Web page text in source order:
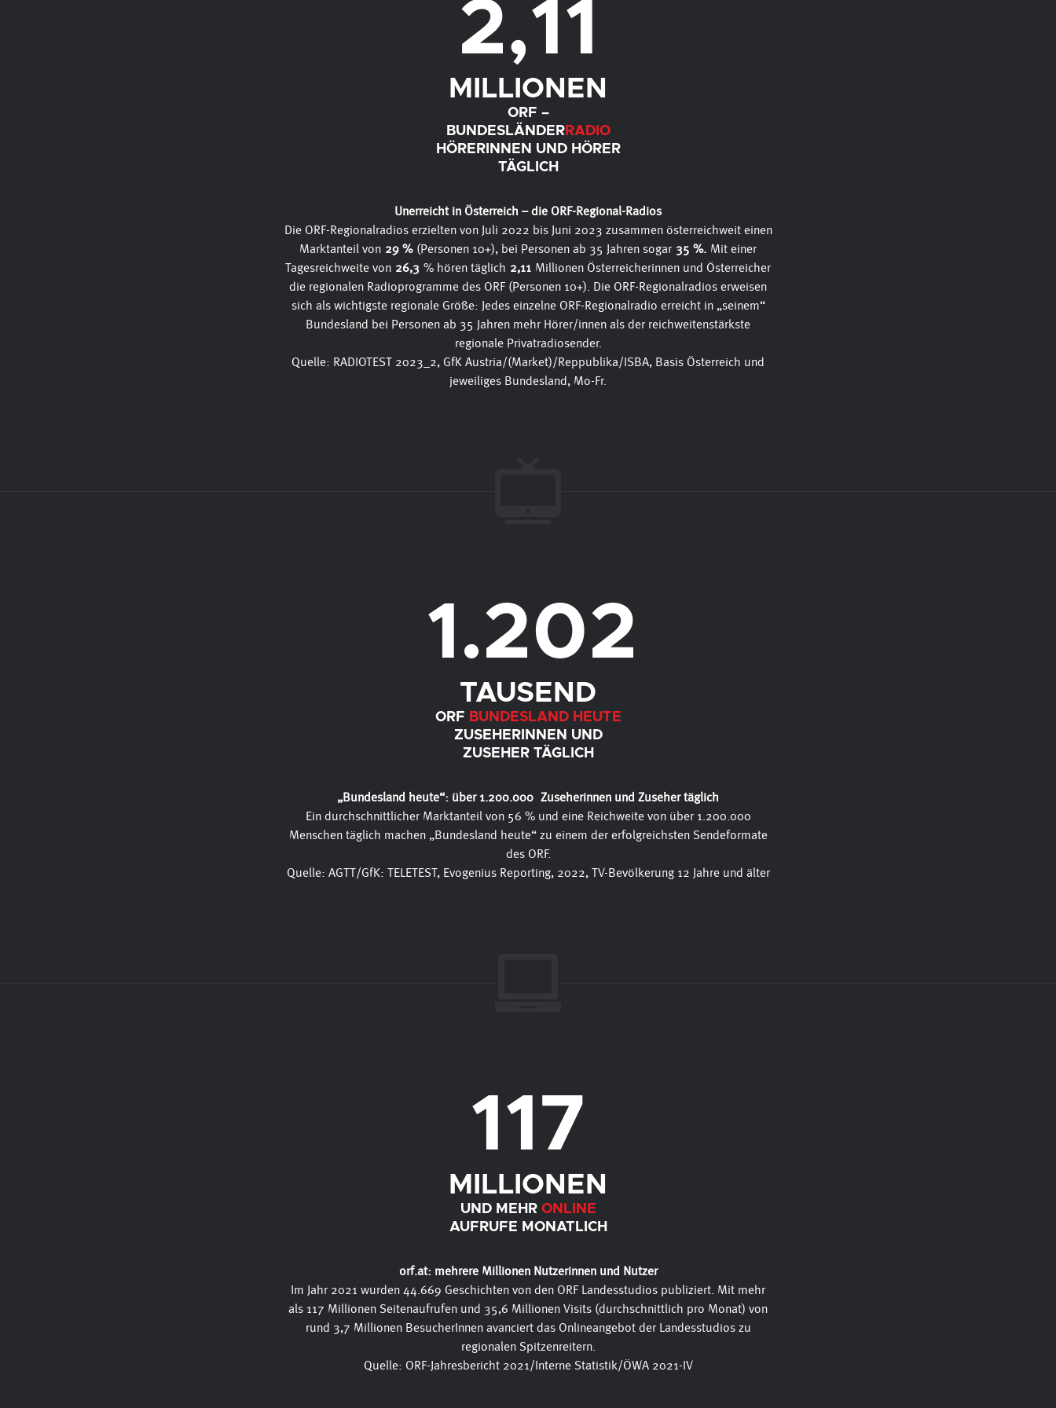
2,11
MILLIONEN
ORF –
BUNDESLÄNDERRADIO
HÖRERINNEN UND HÖRER
TÄGLICH
Unerreicht in Österreich – die ORF-Regional-Radios
Die ORF-Regionalradios erzielten von Juli 2022 bis Juni 2023 zusammen österreichweit einen
Marktanteil von 29 %(Personen 10+), bei Personen ab 35 Jahren sogar 35 %. Mit einer
Tagesreichweite von 26,3 % hören täglich 2,11 Millionen Österreicherinnen und Österreicher
die regionalen Radioprogramme des ORF (Personen 10+). Die ORF-Regionalradios erweisen
sich als wichtigste regionale Größe: Jedes einzelne ORF-Regionalradio erreicht in „seinem“
Bundesland bei Personen ab 35 Jahren mehr Hörer/innen als der reichweitenstärkste
regionale Privatradiosender.
Quelle: RADIOTEST 2023_2, GfK Austria/(Market)/Reppublika/ISBA, Basis Österreich und
jeweiliges Bundesland, Mo-Fr.
1.202
TAUSEND
ORF BUNDESLAND HEUTE
ZUSEHERINNEN UND
ZUSEHER TÄGLICH
„Bundesland heute“: über 1.200.000 Zuseherinnen und Zuseher täglich
Ein durchschnittlicher Marktanteil von 56 % und eine Reichweite von über 1.200.000
Menschen täglich machen „Bundesland heute“ zu einem der erfolgreichsten Sendeformate
des ORF.
Quelle: AGTT/GfK: TELETEST, Evogenius Reporting, 2022, TV-Bevölkerung 12 Jahre und älter
117
MILLIONEN
UND MEHR ONLINE
AUFRUFE MONATLICH
orf.at: mehrere Millionen Nutzerinnen und Nutzer
Im Jahr 2021 wurden 44.669 Geschichten von den ORF Landesstudios publiziert. Mit mehr
als 117 Millionen Seitenaufrufen und 35,6 Millionen Visits (durchschnittlich pro Monat) von
rund 3,7 Millionen BesucherInnen avanciert das Onlineangebot der Landesstudios zu
regionalen Spitzenreitern.
Quelle: ORF-Jahresbericht 2021/Interne Statistik/ÖWA 2021-IV